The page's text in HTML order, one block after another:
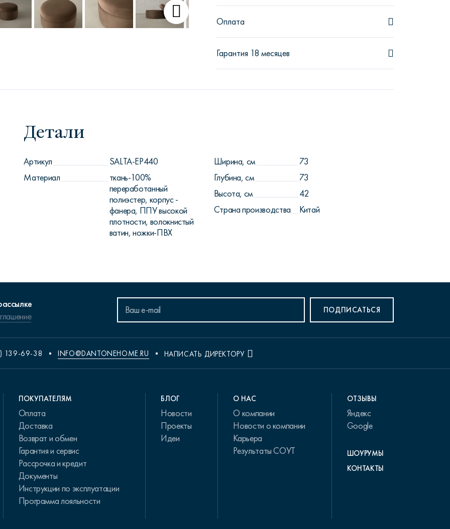
Тауэр Бэйсик №1
Оплата
Гарантия 18 месяцев
Детали
Артикул
SALTA-EP440
Материал
ткань-100%
переработанный
полиэстер, корпус -
фанера, ППУ высокой
плотности, волокнистый
ватин, ножки-ПВХ
Ширина, см
73
Глубина, см
73
Высота, см
42
Страна производства
Китай
ПОДПИСАТЬСЯ
139-69-38 INFO@DANTONEHOME.RU НАПИСАТЬ ДИРЕКТОРУ
ПОКУПАТЕЛЯМ
Оплата
Доставка
Возврат и обмен
Гарантия и сервис
Рассрочка и кредит
Документы
Инструкции по эксплуатации
Программа лояльности
БЛОГ
Новости
Проекты
Идеи
О НАС
О компании
Новости о компании
Карьера
Результаты СОУТ
ОТЗЫВЫ
Яндекс
Google
ШОУРУМЫ
КОНТАКТЫ